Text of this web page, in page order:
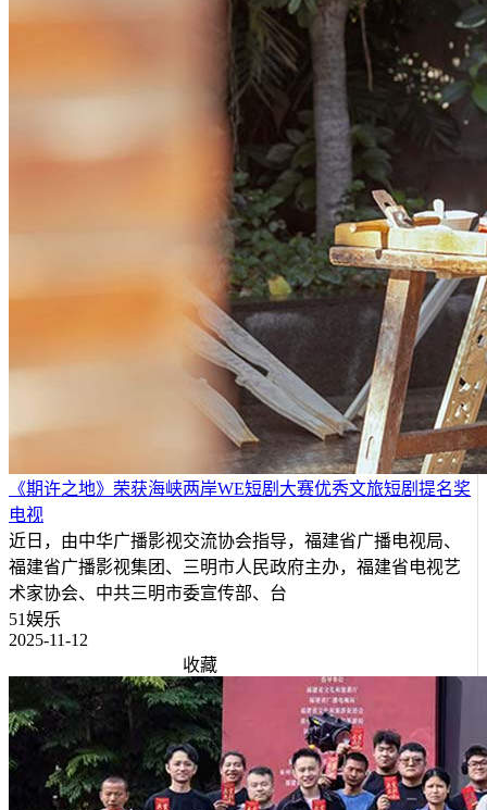
《期许之地》荣获海峡两岸WE短剧大赛优秀文旅短剧提名奖
电视
近日，由中华广播影视交流协会指导，福建省广播电视局、
福建省广播影视集团、三明市人民政府主办，福建省电视艺
术家协会、中共三明市委宣传部、台
51娱乐
2025-11-12
收藏